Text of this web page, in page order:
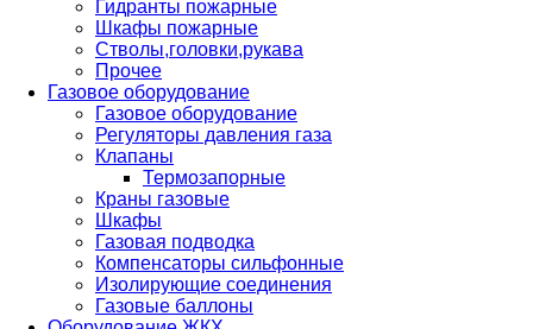
Гидранты пожарные
Шкафы пожарные
Стволы,головки,рукава
Прочее
Газовое оборудование
Газовое оборудование
Регуляторы давления газа
Клапаны
Термозапорные
Краны газовые
Шкафы
Газовая подводка
Компенсаторы сильфонные
Изолирующие соединения
Газовые баллоны